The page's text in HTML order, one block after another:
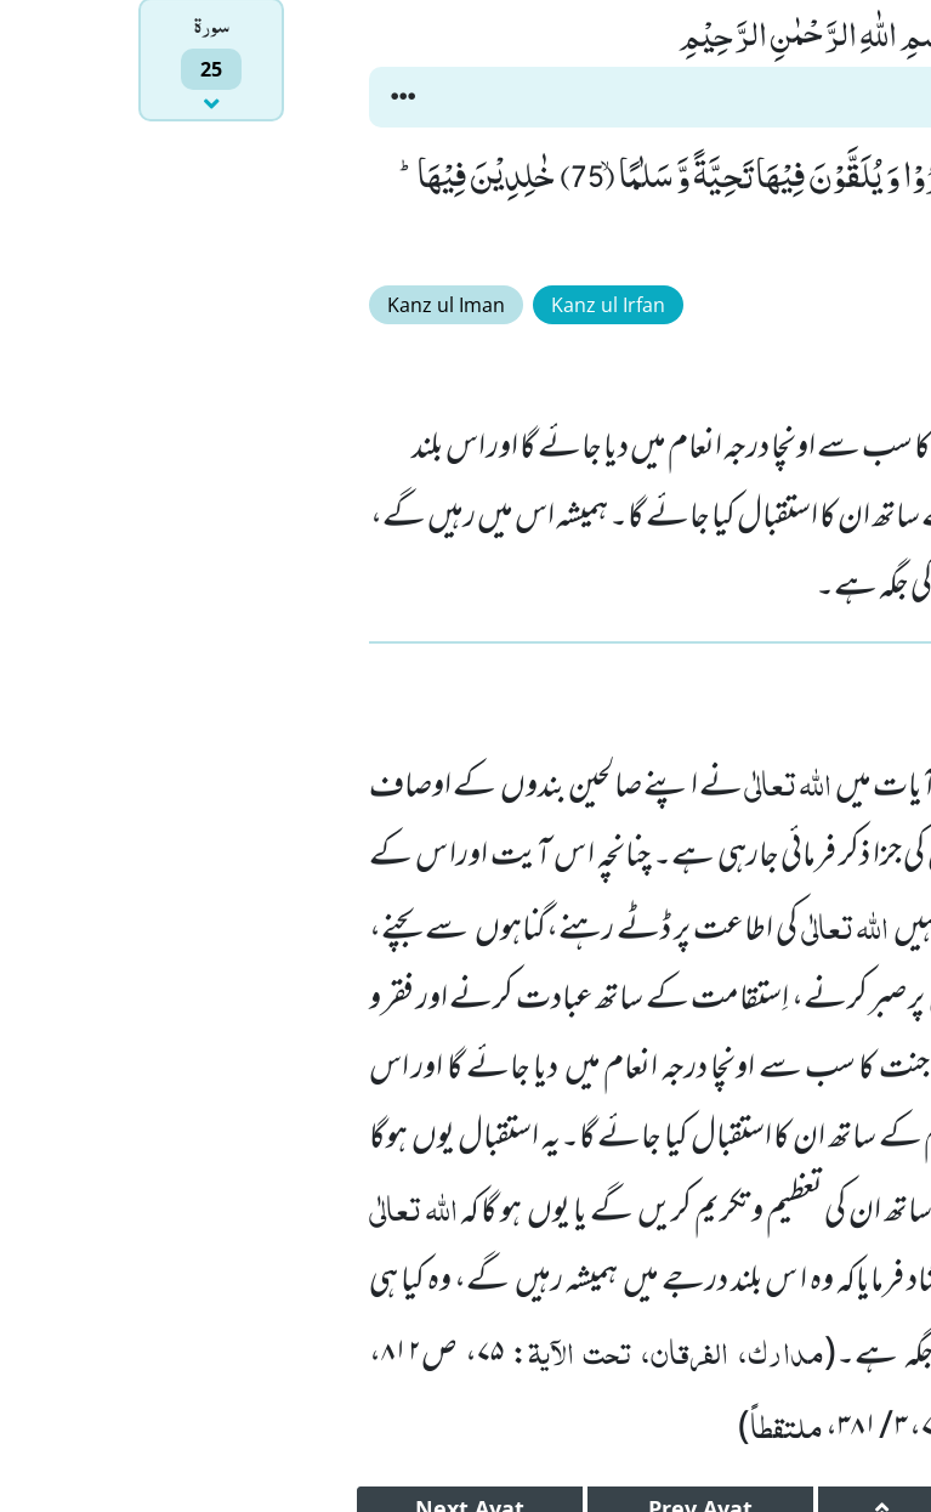
سورۃ
25
اللّٰهِ الرَّحْمٰنِ الرَّحِیْمِ
اُولٰٓىٕكَ یُجْزَوْنَ الْغُرْفَةَ بِمَا صَبَرُوْا وَ یُلَقَّوْنَ فِیْهَا تَحِیَّةً وَّ سَلٰمًاۙ (75) خٰلِدِیْنَ فِیْهَاؕ-
Kanz ul Iman Kanz ul Irfan
اونچا درجہ انعام میں دیا جائے گا اور اس بلند
ان کا استقبال کیا جائے گا۔ ہمیشہ اس میں رہیں گے،
جگہ ہے۔
میںاللہتعالٰینے اپنے صالحین بندوںکے اوصاف
جزا ذکر فرمائی جارہی ہے۔ چنانچہ ا س آیت اورا س کے
اللہتعالٰیکی اطاعت پر ڈٹے رہنے،گناہوںسے بچنے،
پر صبر کرنے، اِستقامت کے ساتھ عبادت کرنے اور فقر و
کا سب سے اونچا درجہ انعام میںدیا جائے گا اور اس
ساتھ ان کا استقبال کیا جائے گا۔یہ استقبال یوںہوگا
ان کی تعظیم و تکریم کریںگے یا یوںہو گا کہاللہتعالٰی
وہ ا س بلند درجے میںہمیشہ رہیںگے، وہ کیا ہی
ہے۔(مدارک، الفرقان، تحت الآیۃ:۷۵، ص۸۱۲،
،۳ / ۳۸۱ ،ملتقطاً)